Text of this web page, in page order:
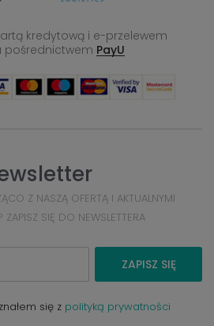
kredytową i e-przelewem
pośrednictwem PayU
Z NASZĄ OFERTĄ I AKTUALNYMI
SIĘ DO NEWSLETTERA
ZAPISZ SIĘ
się z polityką prywatności